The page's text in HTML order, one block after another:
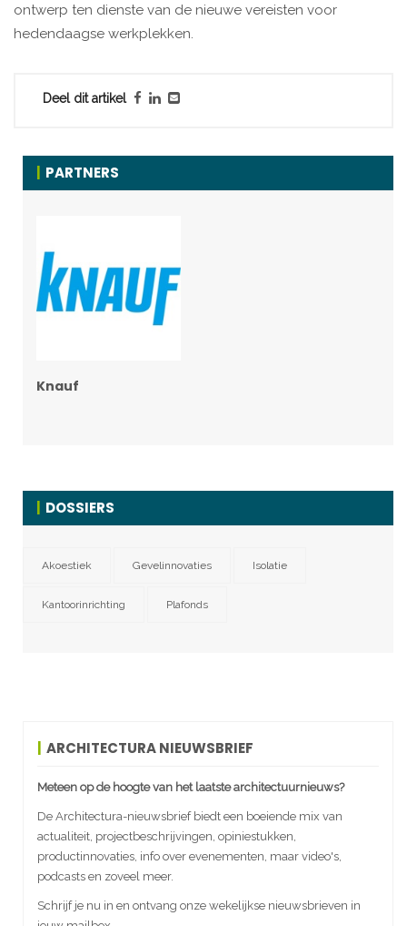
ontwerp ten dienste van de nieuwe vereisten voor
hedendaagse werkplekken.
Deel dit artikel
PARTNERS
Knauf
DOSSIERS
Akoestiek Gevelinnovaties Isolatie
Kantoorinrichting Plafonds
ARCHITECTURA NIEUWSBRIEF
Meteen op de hoogte van het laatste architectuurnieuws?
De Architectura-nieuwsbrief biedt een boeiende mix van
actualiteit, projectbeschrijvingen, opiniestukken,
productinnovaties, info over evenementen, maar video's,
podcasts en zoveel meer.
Schrijf je nu in en ontvang onze wekelijkse nieuwsbrieven in